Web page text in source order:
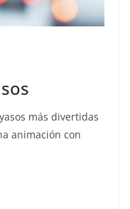
más divertidas
animación con